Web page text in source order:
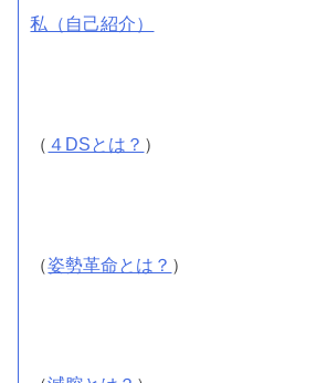
私（自己紹介）
（ ４DSとは？ ）
（姿勢革命とは？ ）